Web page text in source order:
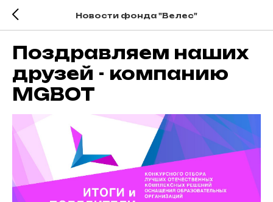
Новости фонда "Велес"
Поздравляем наших
друзей - компанию
MGBOT